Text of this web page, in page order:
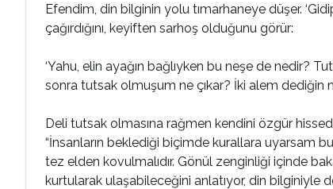
Efendim, din bilginin yolu tımarhaneye düşer.
çağırdığını, keyiften sarhoş olduğunu görür:
‘Yahu, elin ayağın bağlıyken bu neşe de nedir?
sonra tutsak olmuşum ne çıkar? İki alem dediğin
Deli tutsak olmasına rağmen kendini özgür
“İnsanların beklediği biçimde kurallara uyarsam
tez elden kovulmalıdır. Gönül zenginliği içinde
kurtularak ulaşabileceğini anlatıyor, din bilginiyle